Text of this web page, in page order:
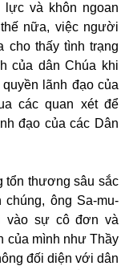
lực và khôn ngoan
nữa, việc người
cho thấy tình trạng
của dân Chúa khi
lãnh đạo của
các quan xét để
đạo của các Dân
thương sâu sắc
ông Sa-mu-
vào sự cô đơn và
của mình như Thầy
đối diện với dân